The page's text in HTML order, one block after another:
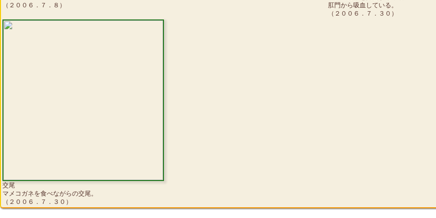
（２００６．７．８）
肛門から吸血している。
（２００６．７．３０）
交尾
マメコガネを食べながらの交尾。
（２００６．７．３０）